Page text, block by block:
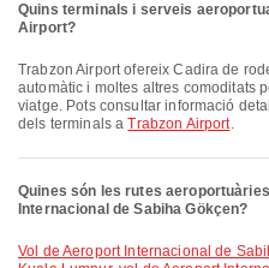
Quins terminals i serveis
Airport?
Trabzon Airport ofereix Cadira de rodes, Saló, Servei bancari/caixer
automàtic i moltes altres comoditats
viatge. Pots consultar informació
dels terminals aTrabzon Airport.
Quines són les rutes
Internacional de Sabiha Gökçen?
vol de Aeroport Internacional de Sabiha Gökçen a Aeroport Internacional